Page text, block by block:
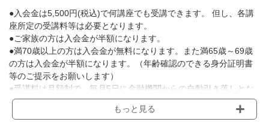
●入会金は5,500円(税込)で何講座でも受講できます。 但し、各講
座所定の受講料等は必要となります。
●ご家族の方は入会金が半額になります。
●満70歳以上の方は入会金が無料になります。また満65歳～69歳
の方は入会金が半額になります。（年齢確認のできる身分証明書
等のご提示をお願いします）
●受講料は月額制で、毎月5日に金融機関からの自動引き落しとな
ります。
※講座によってはお支払い方法が異なる場合がありますのでご確認
もっと見る